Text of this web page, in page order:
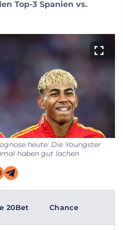
Top-3 Spanien vs.
heute: Die Youngster
haben gut lachen
20Bet Chance